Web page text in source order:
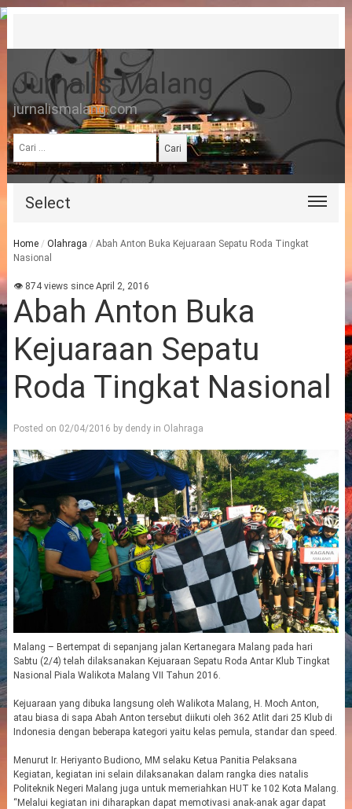
Jurnalis Malang
jurnalismalang.com
Cari
untuk:
Select
Home / Olahraga / Abah Anton Buka Kejuaraan Sepatu Roda Tingkat
Nasional
👁 874 views since April 2, 2016
Abah Anton Buka
Kejuaraan Sepatu
Roda Tingkat Nasional
Posted on 02/04/2016 by dendyin Olahraga
Malang – Bertempat di sepanjang jalan Kertanegara Malang pada hari
Sabtu (2/4) telah dilaksanakan Kejuaraan Sepatu Roda Antar Klub Tingkat
Nasional Piala Walikota Malang VII Tahun 2016.
Kejuaraan yang dibuka langsung oleh Walikota Malang, H. Moch Anton,
atau biasa di sapa Abah Anton tersebut diikuti oleh 362 Atlit dari 25 Klub di
Indonesia dengan beberapa kategori yaitu kelas pemula, standar dan speed.
Menurut Ir. Heriyanto Budiono, MM selaku Ketua Panitia Pelaksana
Kegiatan, kegiatan ini selain dilaksanakan dalam rangka dies natalis
Politeknik Negeri Malang juga untuk memeriahkan HUT ke 102 Kota Malang.
“Melalui kegiatan ini diharapkan dapat memotivasi anak-anak agar dapat